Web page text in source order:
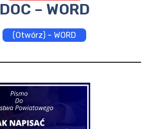
DOC – WORD
(Otwórz) – WORD